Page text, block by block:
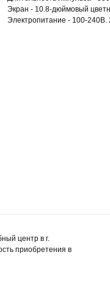
Экран - 10.8-дюймовый
Электропитание - 100-240В.
центр в г.
приобретения в